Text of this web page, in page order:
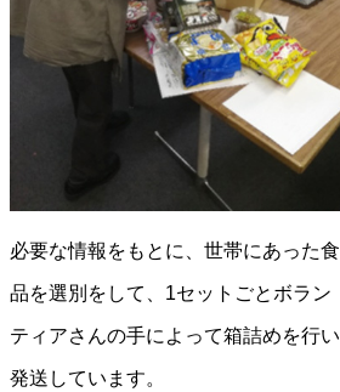
必要な情報をもとに、世帯にあった食
品を選別をして、1セットごとボラン
ティアさんの手によって箱詰めを行い
発送しています。